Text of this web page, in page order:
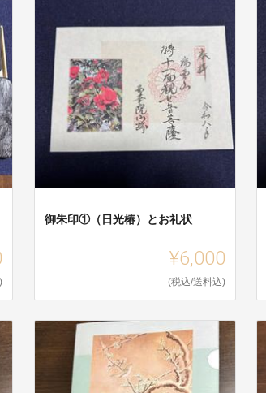
御朱印①（日光椿）とお礼状
¥6,000
(税込/送料込)